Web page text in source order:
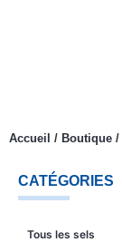
Accueil / Boutique /
CATÉGORIES
Tous les sels